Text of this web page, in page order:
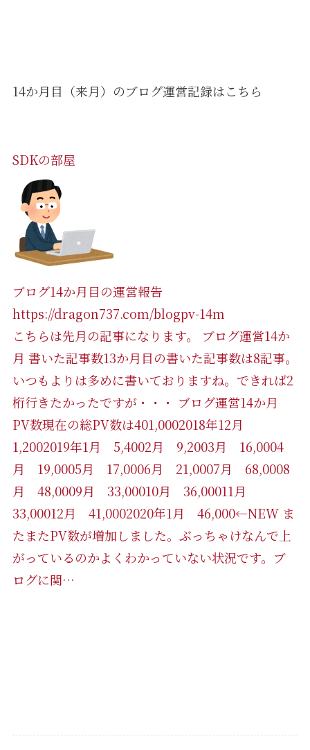
14か月目（来月）のブログ運営記録はこちら
SDKの部屋
ブログ14か月目の運営報告
https://dragon737.com/blogpv-14m
こちらは先月の記事になります。 ブログ運営14か
月 書いた記事数13か月目の書いた記事数は8記事。
いつもよりは多めに書いておりますね。できれば2
桁行きたかったですが・・・ ブログ運営14か月
PV数現在の総PV数は401,0002018年12月
1,2002019年1月 5,4002月 9,2003月 16,0004
月 19,0005月 17,0006月 21,0007月 68,0008
月 48,0009月 33,00010月 36,00011月
33,00012月 41,0002020年1月 46,000←NEW ま
たまたPV数が増加しました。ぶっちゃけなんで上
がっているのかよくわかっていない状況です。ブ
ログに関…